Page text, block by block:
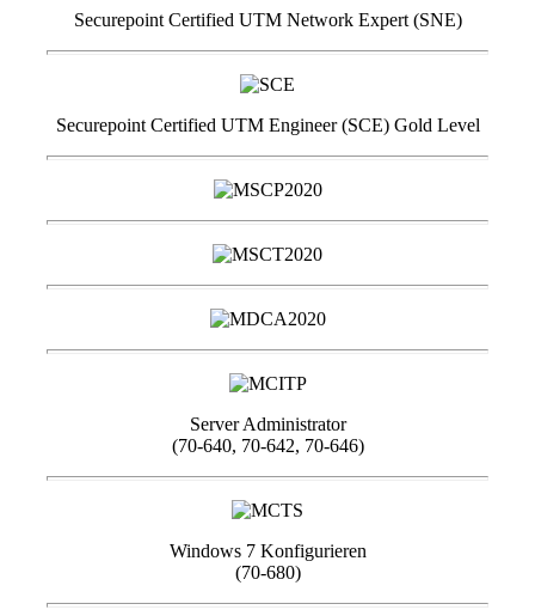
Securepoint Certified UTM Network Expert (SNE)
Securepoint Certified UTM Engineer (SCE) Gold Level
Server Administrator
(70-640, 70-642, 70-646)
Windows 7 Konfigurieren
(70-680)